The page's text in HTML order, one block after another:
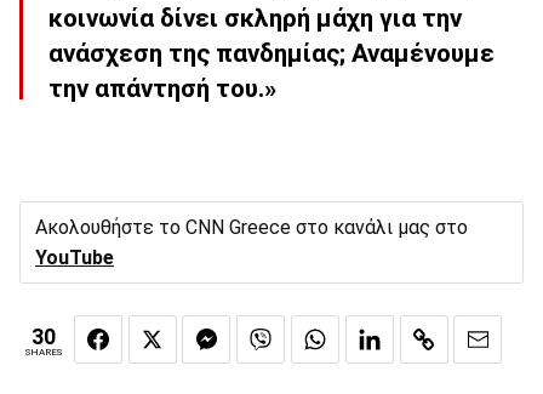
κοινωνία δίνει σκληρή μάχη για την
ανάσχεση της πανδημίας; Αναμένουμε
την απάντησή του.»
Ακολουθήστε το CNN Greece στο κανάλι μας στο
YouTube
30
SHARES